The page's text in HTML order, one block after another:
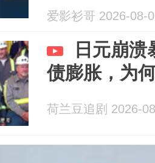
爱影衫哥 2026-08-
日元崩
债膨胀，为
荷兰豆追剧 2026-